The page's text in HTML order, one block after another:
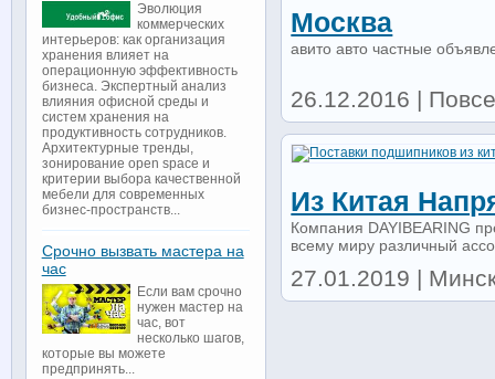
Москва
авито авто частные
26.12.2016 |
Из Китая
Компания DAYIBEARING
всему миру различный
27.01.2019 |
Эволюция
коммерческих
интерьеров: как организация
хранения влияет на
операционную эффективность
бизнеса. Экспертный анализ
влияния офисной среды и
систем хранения на
продуктивность сотрудников.
Архитектурные тренды,
зонирование open space и
критерии выбора качественной
мебели для современных
бизнес-пространств...
Срочно вызвать мастера на
час
Если вам срочно
нужен мастер на
час, вот
несколько шагов,
которые вы можете
предпринять...